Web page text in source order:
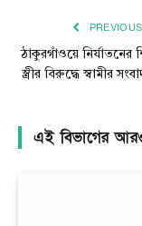
ঠাকুরগাঁওয়ে নির্যাতনের
স্ত্রীর বিরুদ্ধে স্বামীর
এই বিভাগের